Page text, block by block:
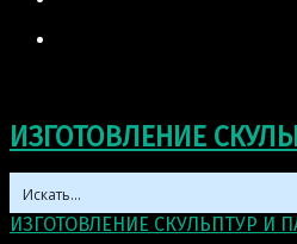
ИЗГОТОВЛЕНИЕ
ИЗГОТОВЛЕНИЕ СКУЛЬПТУР И